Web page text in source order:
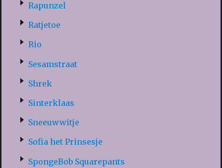
Rapunzel
Ratjetoe
Rio
Sesamstraat
Shrek
Sinterklaas
Sneeuwwitje
Sofia het Prinsesje
SpongeBob Squarepants